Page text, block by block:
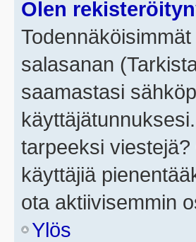
Olen
salasanan
saamastasi
tarpeeksi
käyttäjiä
ota aktiivisemmin
Ylös